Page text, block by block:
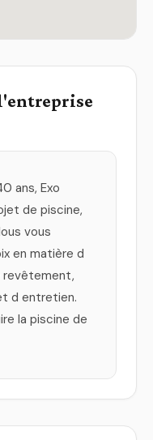
ans, Exo
de piscine,
vous
en matière d
revêtement,
d entretien.
la piscine de